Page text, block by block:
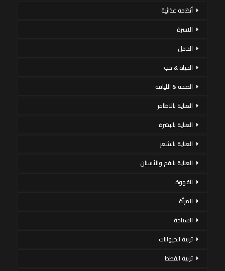
أنظمة غذائية
الاسرة
الحمل
الحياة & حب
الصحة & اللياقة
العناية بالاظافر
العناية بالبشرة
العناية بالشعر
العناية بالفم والأسنان
القهوة
المرأة
السياحة
تربية الحيوانات
تربية القطط